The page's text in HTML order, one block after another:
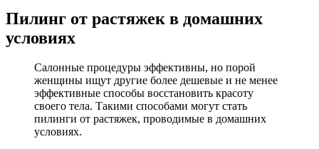
Пилинг от растяжек в домашних
условиях
Салонные процедуры эффективны, но порой
женщины ищут другие более дешевые и не менее
эффективные способы восстановить красоту
своего тела. Такими способами могут стать
пилинги от растяжек, проводимые в домашних
условиях.